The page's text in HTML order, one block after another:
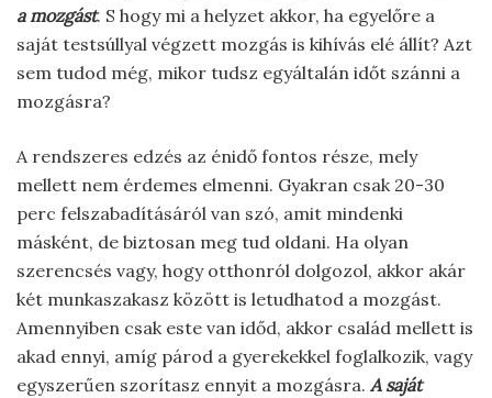
a mozgást. S hogy mi a helyzet akkor, ha egyelőre a
saját testsúllyal végzett mozgás is kihívás elé állít? Azt
sem tudod még, mikor tudsz egyáltalán időt szánni a
mozgásra?
A rendszeres edzés az énidő fontos része, mely
mellett nem érdemes elmenni. Gyakran csak 20-30
perc felszabadításáról van szó, amit mindenki
másként, de biztosan meg tud oldani. Ha olyan
szerencsés vagy, hogy otthonról dolgozol, akkor akár
két munkaszakasz között is letudhatod a mozgást.
Amennyiben csak este van időd, akkor család mellett is
akad ennyi, amíg párod a gyerekekkel foglalkozik, vagy
egyszerűen szorítasz ennyit a mozgásra. A saját